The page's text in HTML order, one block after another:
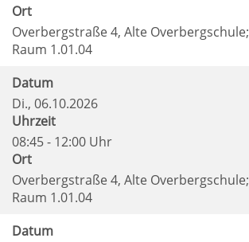
Ort
Overbergstraße 4, Alte Overbergschule;
Raum 1.01.04
Datum
Di., 06.10.2026
Uhrzeit
08:45 - 12:00 Uhr
Ort
Overbergstraße 4, Alte Overbergschule;
Raum 1.01.04
Datum